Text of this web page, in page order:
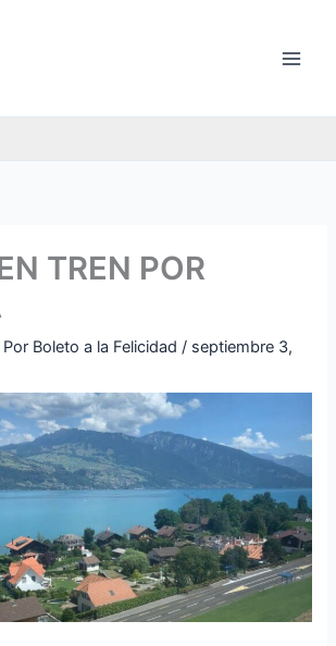
TREN POR
Boleto a la Felicidad/ septiembre 3,